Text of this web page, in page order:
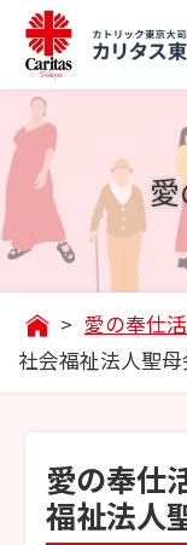
> 愛の奉仕
社会福祉法人聖
愛の奉仕
福祉法人